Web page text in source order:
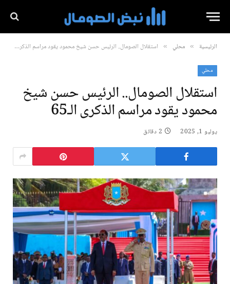
الرئيسية » محلي » استقلال الصومال.. الرئيس حسن شيخ محمود يقود مراسم الذكرى الـ65
محلي
استقلال الصومال.. الرئيس حسن شيخ
محمود يقود مراسم الذكرى الـ65
يوليو 1, 2025 2 دقائق